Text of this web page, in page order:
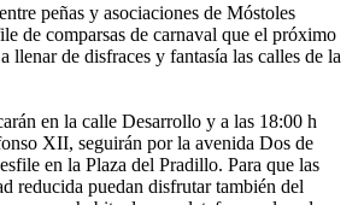
peñas y asociaciones de Móstoles
de comparsas de carnaval que el próximo
llenar de disfraces y fantasía las calles de la
en la calle Desarrollo y a las 18:00 h
XII, seguirán por la avenida Dos de
en la Plaza del Pradillo. Para que las
reducida puedan disfrutar también del